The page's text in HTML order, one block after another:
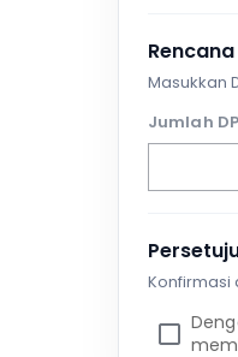
Masukkan
Jumlah DP
Konfirmasi